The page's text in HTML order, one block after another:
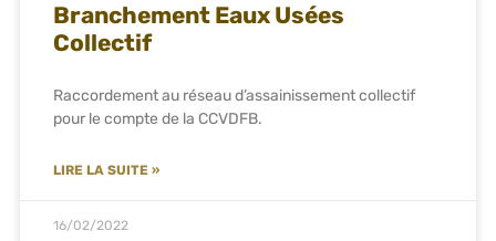
Branchement Eaux Usées
Collectif
Raccordement au réseau d’assainissement collectif
pour le compte de la CCVDFB.
LIRE LA SUITE »
16/02/2022